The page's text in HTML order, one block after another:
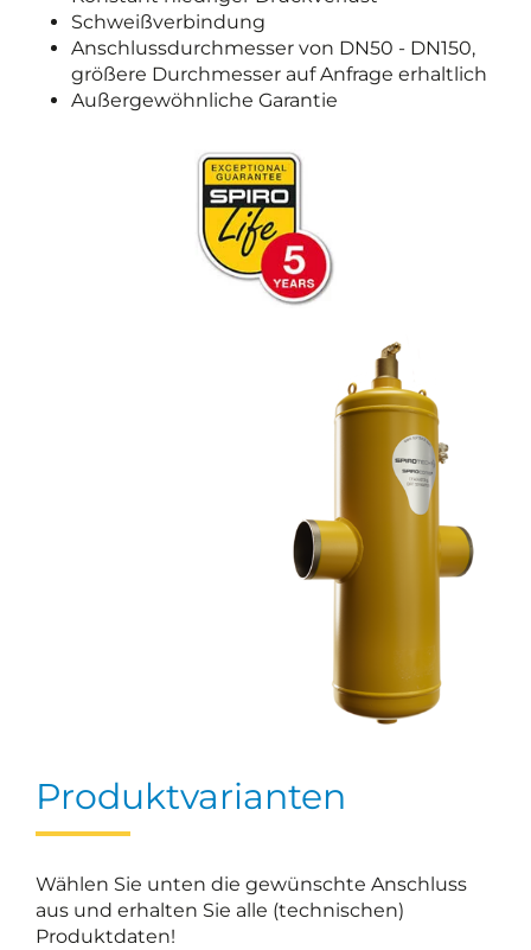
Schweißverbindung
Anschlussdurchmesser von DN50 - DN150,
größere Durchmesser auf Anfrage erhaltlich
Außergewöhnliche Garantie
Produktvarianten
Wählen Sie unten die gewünschte Anschluss
aus und erhalten Sie alle (technischen)
Produktdaten!